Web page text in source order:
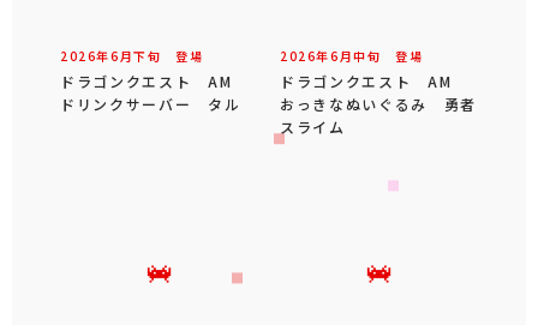
2026年6 月下旬 登場
ドラゴンクエスト AM
ドリンクサーバー タル
2026年6 月中旬 登場
ドラゴンクエスト AM
おっきなぬいぐるみ 勇者
スライム